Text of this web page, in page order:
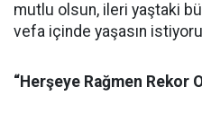
mutlu olsun, ileri yaştaki
vefa içinde yaşasın
“Herşeye Rağmen Rekor